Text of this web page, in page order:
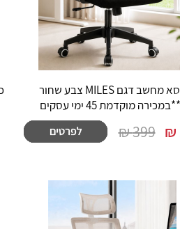
כסא מחשב דגם MILES צבע שחור
מוקדמת 45 ימי עסקים
₪
399 ₪